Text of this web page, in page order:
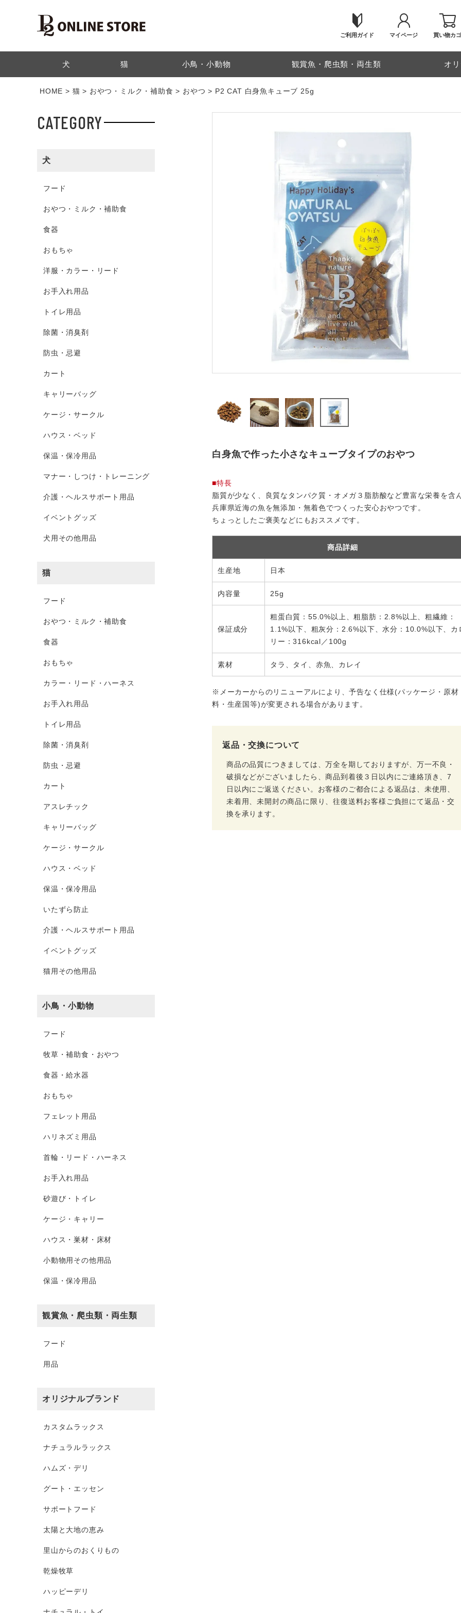
ご利用ガイド マイページ 買い物カゴ
検索
犬 猫 小鳥・小動物 観賞魚・爬虫類・両生類 オ
HOME 猫 おやつ・ミルク・補助食 おやつ P2 CAT 白身魚キューブ 25g
CATEGORY
犬
フード
おやつ・ミルク・補助食
食器
おもちゃ
洋服・カラー・リード
お手入れ用品
トイレ用品
除菌・消臭剤
防虫・忌避
カート
キャリーバッグ
ケージ・サークル
ハウス・ベッド
保温・保冷用品
マナー・しつけ・トレーニング
介護・ヘルスサポート用品
イベントグッズ
犬用その他用品
猫
フード
おやつ・ミルク・補助食
食器
おもちゃ
カラー・リード・ハーネス
お手入れ用品
トイレ用品
除菌・消臭剤
防虫・忌避
カート
アスレチック
キャリーバッグ
ケージ・サークル
ハウス・ベッド
保温・保冷用品
いたずら防止
介護・ヘルスサポート用品
イベントグッズ
猫用その他用品
小鳥・小動物
フード
牧草・補助食・おやつ
食器・給水器
おもちゃ
フェレット用品
ハリネズミ用品
首輪・リード・ハーネス
お手入れ用品
砂遊び・トイレ
ケージ・キャリー
ハウス・巣材・床材
小動物用その他用品
保温・保冷用品
観賞魚・爬虫類・両生類
フード
用品
オリジナルブランド
カスタムラックス
ナチュラルラックス
ハムズ・デリ
グート・エッセン
サポートフード
太陽と大地の恵み
里山からのおくりもの
乾燥牧草
ハッピーデリ
白身魚で作った小さなキューブタイプのおやつ
■特長
脂質が少なく、良質なタンパク質・オメガ３脂肪酸など豊富な栄養を含
兵庫県近海の魚を無添加・無着色でつくった安心おやつです。
ちょっとしたご褒美などにもおススメです。
商品詳細
生産地 日本
内容量 25g
保証成分
粗蛋白質：55.0%以上、粗脂肪：2.8%以上、粗繊維：
1.1%以下、粗灰分：2.6%以下、水分：10.0%以下、カ
リー：316kcal／100g
素材 タラ、タイ、赤魚、カレイ
※メーカーからのリニューアルにより、予告なく仕様(パッケージ・原材
料・生産国等)が変更される場合があります。
返品・交換について
商品の品質につきましては、万全を期しておりますが、万一不良・
破損などがございましたら、商品到着後３日以内にご連絡頂き、7
日以内にご返送ください。お客様のご都合による返品は、未使用、
未着用、未開封の商品に限り、往復送料お客様ご負担にて返品・交
換を承ります。